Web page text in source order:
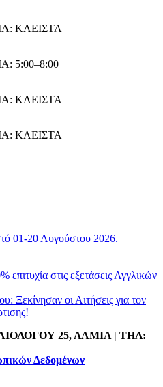
ΚΛΕΙΣΤΑ
5:00–8:00
ΚΛΕΙΣΤΑ
ΚΛΕΙΣΤΑ
01-20 Αυγούστου 2026.
στις εξετάσεις Αγγλικών
Ξεκίνησαν οι Αιτήσεις για τον
25, ΛΑΜΙΑ | TΗΛ:
Δεδομένων